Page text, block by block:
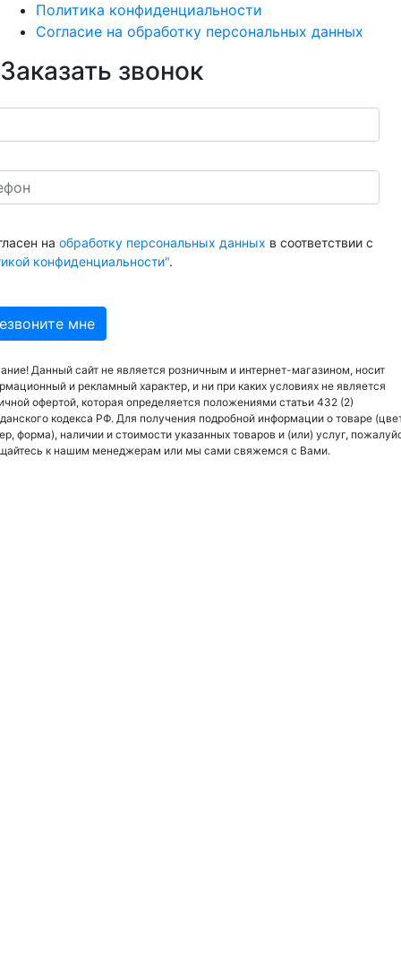
Политика конфиденциальности
Согласие на обработку персональных данных
Заказать звонок
на обработку персональных данных в соответствии с
конфиденциальности".
Данный сайт не является розничным и интернет-магазином, носит
и рекламный характер, и ни при каких условиях не является
офертой, которая определяется положениями статьи 432 (2)
кодекса РФ. Для получения подробной информации о товаре
форма), наличии и стоимости указанных товаров и (или) услуг,
к нашим менеджерам или мы сами свяжемся с Вами.